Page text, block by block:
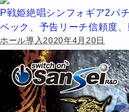
P戦姫絶唱シンフォギア2パ
ペック、予告リーチ信頼度
ホール導入2020年4月20日